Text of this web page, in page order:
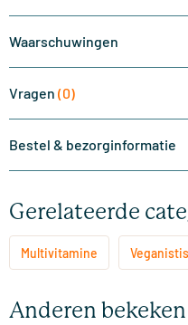
Waarschuwingen
Vragen (0)
Bestel & bezorginformatie
Gerelateerde
Multivitamine
Anderen